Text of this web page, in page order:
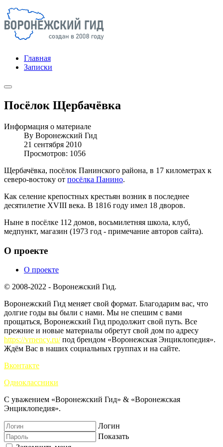
Главная
Записки
Посёлок Щербачёвка
Информация о материале
By Воронежский Гид
21 сентября 2010
Просмотров: 1056
Щербачёвка, посёлок Панинского района, в 17 километрах к
северо-востоку от посёлка Панино.
Как селение крепостных крестьян возник в последнее
десятилетие XVIII века. В 1816 году имел 18 дворов.
Ныне в посёлке 112 домов, восьмилетняя школа, клуб,
медпункт, магазин (1973 год - примечание авторов сайта).
О проекте
О проекте
© 2008-2022 - Воронежский Гид.
Воронежский Гид меняет свой формат. Благодарим вас, что
долгие годы вы были с нами. Мы не спешим с вами
прощаться, Воронежский Гид продолжит свой путь. Все
прежние и новые материалы обретут свой дом по адресу
https://vrnency.ru/под брендом «Воронежская Энциклопедия».
Ждём Вас в наших социальных группах и на сайте.
Вконтакте
Одноклассники
С уважением «Воронежский Гид» & «Воронежская
Энциклопедия».
Логин
Показать